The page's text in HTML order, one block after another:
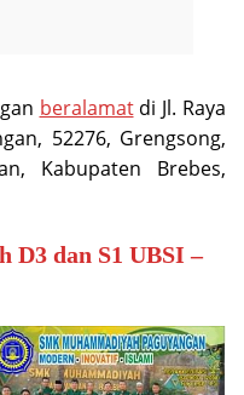
beralamatdi Jl. Raya
52276, Grengsong,
Kabupaten Brebes,
D3 dan S1 UBSI –